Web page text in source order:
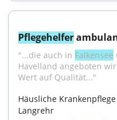
Pflegehelfer
"...die auch in Falkensee
Havelland angeboten
Wert auf Qualität..."
Häusliche
Langrehr